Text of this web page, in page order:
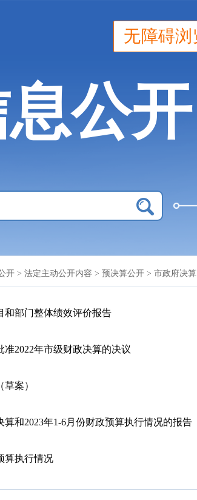
无障碍浏
公开
开 > 法定主动公开内容 > 预决算公开 > 市政府决
和部门整体绩效评价报告
2022年市级财政决算的决议
案）
算和2023年1-6月份财政预算执行情况的报告
算执行情况